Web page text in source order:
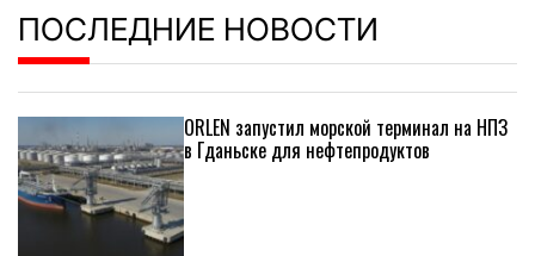
ПОСЛЕДНИЕ НОВОСТИ
ORLEN запустил морской терминал на НПЗ
в Гданьске для нефтепродуктов